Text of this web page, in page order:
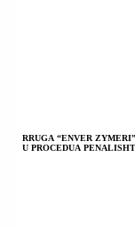
RRUGA “ENVER
U PROCEDUA